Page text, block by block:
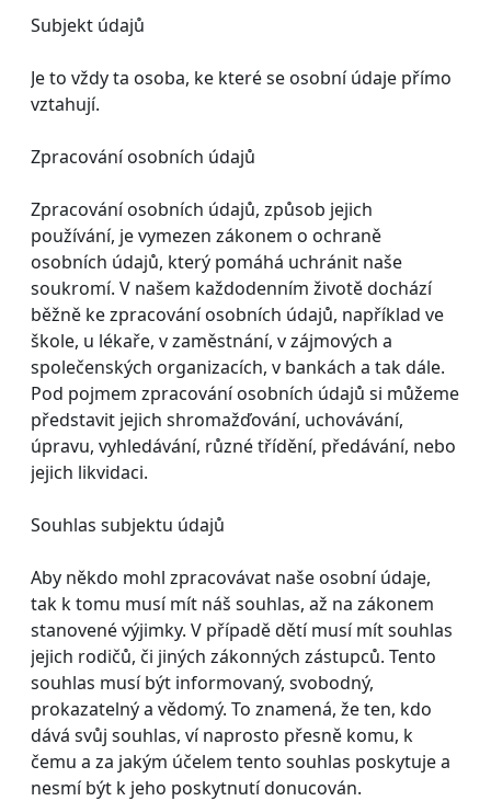
Subjekt údajů
Je to vždy ta osoba, ke které se osobní údaje přímo
vztahují.
Zpracování osobních údajů
Zpracování osobních údajů, způsob jejich
používání, je vymezen zákonem o ochraně
osobních údajů, který pomáhá uchránit naše
soukromí. V našem každodenním životě dochází
běžně ke zpracování osobních údajů, například ve
škole, u lékaře, v zaměstnání, v zájmových a
společenských organizacích, v bankách a tak dále.
Pod pojmem zpracování osobních údajů si můžeme
představit jejich shromažďování, uchovávání,
úpravu, vyhledávání, různé třídění, předávání, nebo
jejich likvidaci.
Souhlas subjektu údajů
Aby někdo mohl zpracovávat naše osobní údaje,
tak k tomu musí mít náš souhlas, až na zákonem
stanovené výjimky. V případě dětí musí mít souhlas
jejich rodičů, či jiných zákonných zástupců. Tento
souhlas musí být informovaný, svobodný,
prokazatelný a vědomý. To znamená, že ten, kdo
dává svůj souhlas, ví naprosto přesně komu, k
čemu a za jakým účelem tento souhlas poskytuje a
nesmí být k jeho poskytnutí donucován.